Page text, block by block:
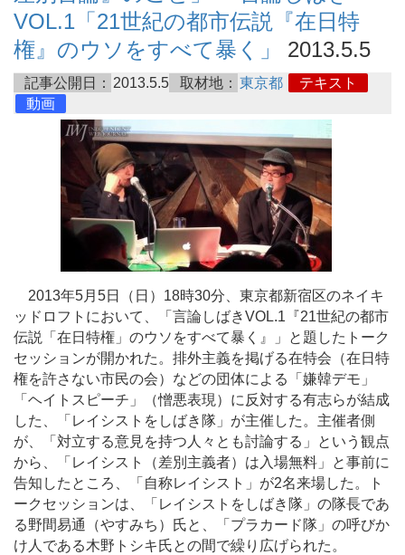
VOL.1「21世紀の都市伝説『在日特
権』のウソをすべて暴く」
2013.5.5
記事公開日： 2013.5.5 取材地： 東京都
テキスト
動画
2013年5月5日（日）18時30分、東京都新宿区のネイキ
ッドロフトにおいて、「言論しばきVOL.1『21世紀の都市
伝説「在日特権」のウソをすべて暴く』」と題したトーク
セッションが開かれた。排外主義を掲げる在特会（在日特
権を許さない市民の会）などの団体による「嫌韓デモ」
「ヘイトスピーチ」（憎悪表現）に反対する有志らが結成
した、「レイシストをしばき隊」が主催した。主催者側
が、「対立する意見を持つ人々とも討論する」という観点
から、「レイシスト（差別主義者）は入場無料」と事前に
告知したところ、「自称レイシスト」が2名来場した。ト
ークセッションは、「レイシストをしばき隊」の隊長であ
る野間易通（やすみち）氏と、「プラカード隊」の呼びか
け人である木野トシキ氏との間で繰り広げられた。